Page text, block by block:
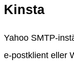
Kinsta
Yahoo SMTP-
e-postklient eller